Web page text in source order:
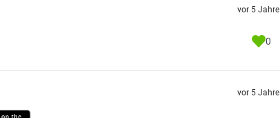
vor 5 Jahre
0
vor 5 Jahre